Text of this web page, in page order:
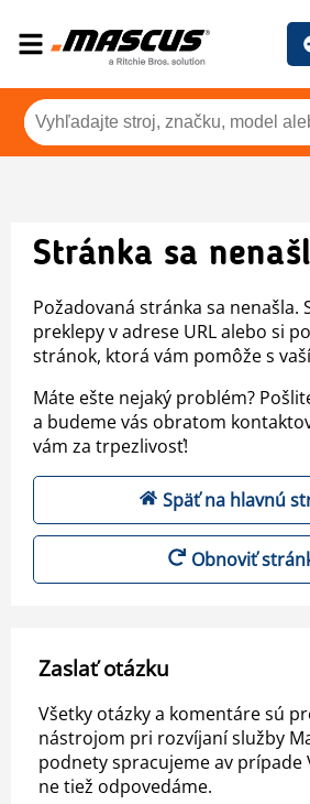
Stránka sa
Požadovaná stránka sa nenašla.
preklepy v adrese URL alebo si
stránok, ktorá vám pomôže s
Máte ešte nejaký problém?
a budeme vás obratom
vám za trpezlivosť!
Späť na hlavnú
Obnoviť
Zaslať otázku
Všetky otázky a komentáre sú
nástrojom pri rozvíjaní služby
podnety spracujeme av prípade
ne tiež odpovedáme.